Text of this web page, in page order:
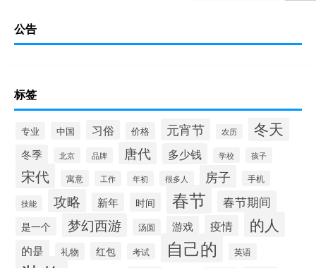
公告
标签
专业 中国 习俗 价格 元宵节 农历 冬天
冬季 北京 品牌 唐代 多少钱 学校 孩子
宋代 寓意 工作 年初 很多人 房子 手机
技能 攻略 新年 时间 春节 春节期间
是一个 梦幻西游 汤圆 游戏 疫情 的人
的是 礼物 红包 考试 自己的 英语